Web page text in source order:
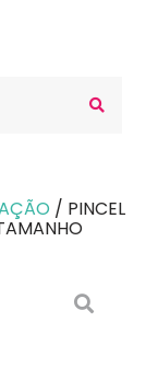
/ PINCEL